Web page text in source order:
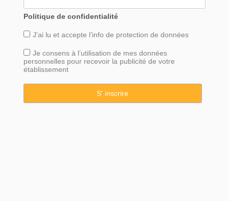
Politique de confidentialité
J’ai lu et accepte l’info de protection de données
Je consens à l’utilisation de mes données
personnelles pour recevoir la publicité de votre
établissement